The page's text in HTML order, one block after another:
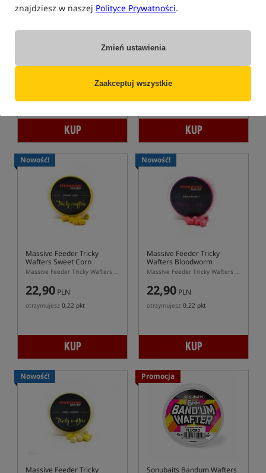
znajdziesz w naszej Polityce Prywatności.
Zmień ustawienia
Zaakceptuj wszystkie
KUP
Wafters Butyricco
otrzymujesz
KUP
Nowość!
Massive Feeder Tricky
Wafters Sweet Corn
Massive Feeder Tricky Wafters Sweet Corn 10 × 7 mm – żółte waftersy dumbells do feedera
22,90 PLN
otrzymujesz 0,22 pkt
KUP
Nowość!
Massive Feeder Tricky
Wafters Bloodworm
Massive Feeder Tricky Wafters Bloodworm 10 × 7 mm – różowe waftersy dumbells do feedera
22,90 PLN
otrzymujesz 0,22 pkt
KUP
Nowość!
Massive Feeder Tricky
Promocja
Sonubaits Bandum Wafters